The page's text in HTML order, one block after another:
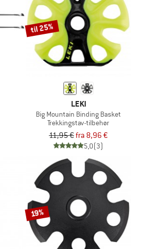
til 25%
LEKI
Big Mountain Binding Basket
Trekkingstav-tilbehør
11,95 €fra 8,96 €
5,0(3)
19%